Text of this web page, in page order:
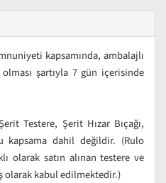
kapsamında, ambalajlı
şartıyla 7 gün içerisinde
Testere, Şerit Hızar Bıçağı,
dahil değildir. (Rulo
olarak satın alınan testere ve
olarak kabul edilmektedir.)